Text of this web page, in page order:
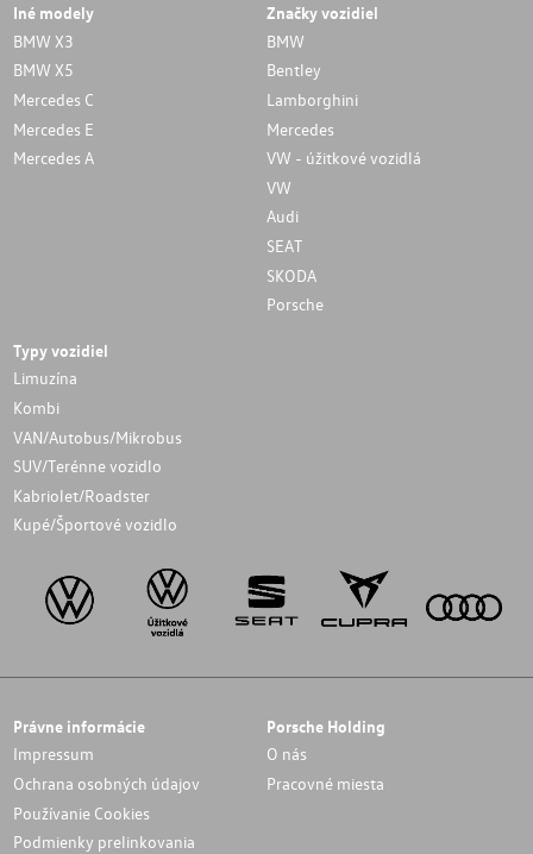
Iné modely
BMW X3
BMW X5
Mercedes C
Mercedes E
Mercedes A
Značky vozidiel
BMW
Bentley
Lamborghini
Mercedes
VW - úžitkové vozidlá
VW
Audi
SEAT
SKODA
Porsche
Typy vozidiel
Limuzína
Kombi
VAN/Autobus/Mikrobus
SUV/Terénne vozidlo
Kabriolet/Roadster
Kupé/Športové vozidlo
Právne informácie
Impressum
Ochrana osobných údajov
Používanie Cookies
Podmienky prelinkovania
Porsche Holding
O nás
Pracovné miesta